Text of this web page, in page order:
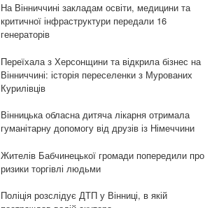
На Вінниччині закладам освіти, медицини та
критичної інфраструктури передали 16
генераторів
Переїхала з Херсонщини та відкрила бізнес на
Вінниччині: історія переселенки з Мурованих
Курилівців
Вінницька обласна дитяча лікарня отримала
гуманітарну допомогу від друзів із Німеччини
Жителів Бабчинецької громади попередили про
ризики торгівлі людьми
Поліція розслідує ДТП у Вінниці, в якій